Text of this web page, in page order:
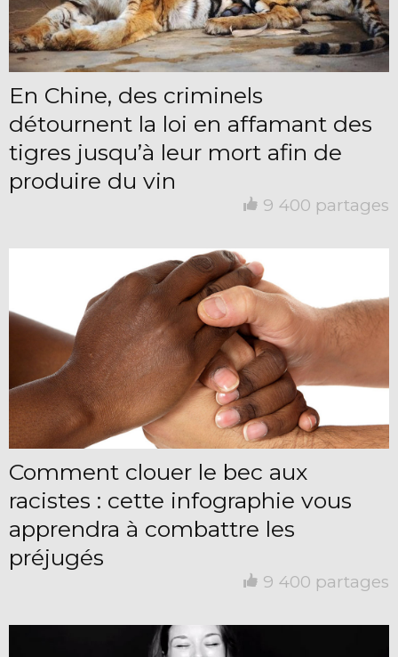
En Chine, des criminels
détournent la loi en affamant des
tigres jusqu’à leur mort afin de
produire du vin
9 400 partages
Comment clouer le bec aux
racistes : cette infographie vous
apprendra à combattre les
préjugés
9 400 partages